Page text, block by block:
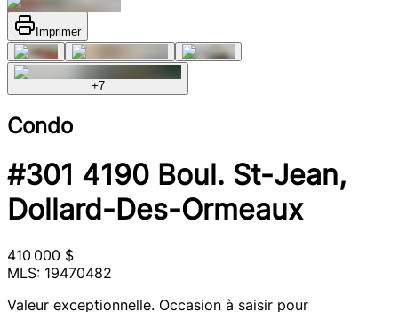
Imprimer
+7
Condo
#301 4190 Boul. St-Jean,
Dollard-Des-Ormeaux
410 000 $
MLS: 19470482
Valeur exceptionnelle. Occasion à saisir pour